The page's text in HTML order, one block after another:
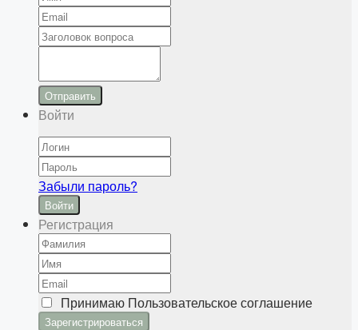
Отправить
Войти
Забыли пароль?
Войти
Регистрация
Принимаю Пользовательское соглашение